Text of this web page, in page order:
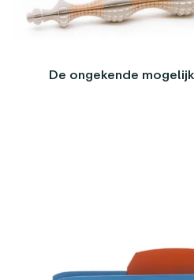
De ongekende